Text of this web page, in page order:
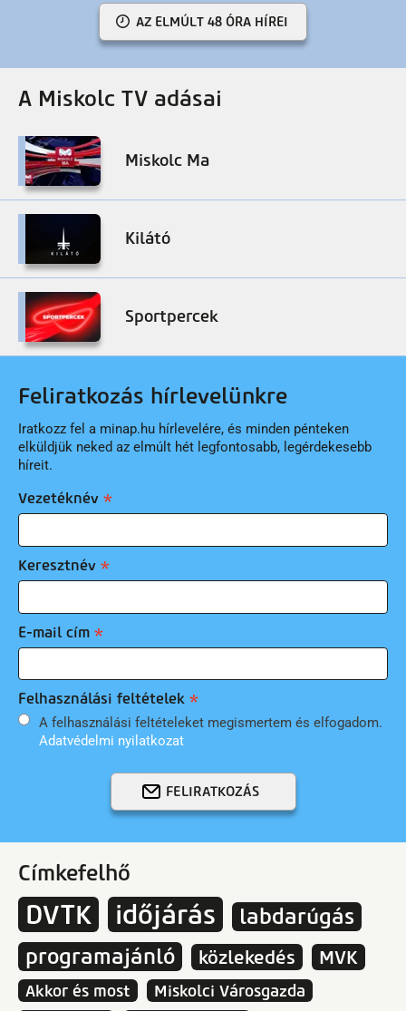
AZ ELMÚLT 48 ÓRA HÍREI
A Miskolc TV adásai
Miskolc Ma
Kilátó
Sportpercek
Feliratkozás hírlevelünkre
Iratkozz fel a minap.hu hírlevelére, és minden pénteken
elküldjük neked az elmúlt hét legfontosabb, legérdekesebb
híreit.
Vezetéknév
Keresztnév
E-mail cím
Felhasználási feltételek
A felhasználási feltételeket megismertem és elfogadom.
Adatvédelmi nyilatkozat
FELIRATKOZÁS
Címkefelhő
DVTK időjárás
labdarúgás
programajánló
közlekedés MVK
Akkor és most Miskolci Városgazda